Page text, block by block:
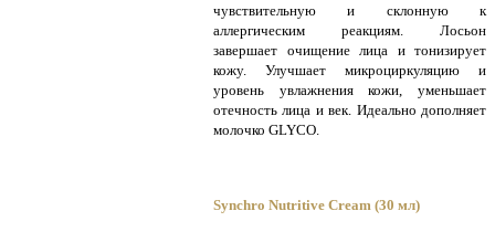
чувствительную и склонную к
аллергическим реакциям. Лосьон
завершает очищение лица и тонизирует
кожу. Улучшает микроциркуляцию и
уровень увлажнения кожи, уменьшает
отечность лица и век. Идеально дополняет
молочко GLYCO.
Synchro Nutritive Cream (30 мл)